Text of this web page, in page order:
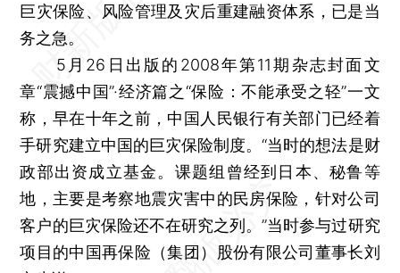
巨灾保险、风险管理及灾后重建融资体系，已是当
务之急。
5月26日出版的2008年第11期杂志封面文
章“震撼中国”·经济篇之“保险：不能承受之轻”一文
称，早在十年之前，中国人民银行有关部门已经着
手研究建立中国的巨灾保险制度。“当时的想法是财
政部出资成立基金。课题组曾经到日本、秘鲁等
地，主要是考察地震灾害中的民房保险，针对公司
客户的巨灾保险还不在研究之列。”当时参与过研究
项目的中国再保险（集团）股份有限公司董事长刘